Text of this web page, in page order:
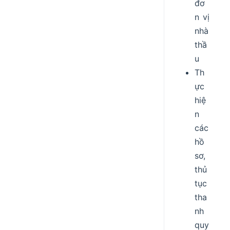
đơ
n vị
nhà
thầ
u
Th
ực
hiệ
n
các
hồ
sơ,
thủ
tục
tha
nh
quy